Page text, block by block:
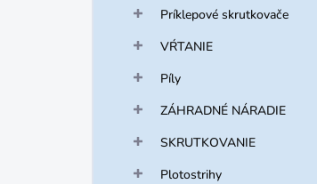
Príklepové skrutkovače
VŔTANIE
Píly
ZÁHRADNÉ NÁRADIE
SKRUTKOVANIE
Plotostrihy